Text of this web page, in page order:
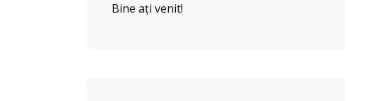
Bine ați venit!